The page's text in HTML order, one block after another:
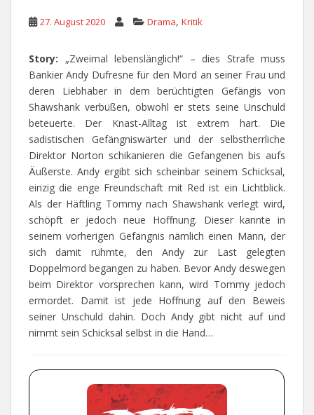
27. August 2020 Drama, Kritik
Story: „Zweimal lebenslänglich!“ – dies Strafe muss
Bankier Andy Dufresne für den Mord an seiner Frau und
deren Liebhaber in dem berüchtigten Gefängis von
Shawshank verbüßen, obwohl er stets seine Unschuld
beteuerte. Der Knast-Alltag ist extrem hart. Die
sadistischen Gefängniswärter und der selbstherrliche
Direktor Norton schikanieren die Gefangenen bis aufs
Äußerste. Andy ergibt sich scheinbar seinem Schicksal,
einzig die enge Freundschaft mit Red ist ein Lichtblick.
Als der Häftling Tommy nach Shawshank verlegt wird,
schöpft er jedoch neue Hoffnung. Dieser kannte in
seinem vorherigen Gefängnis nämlich einen Mann, der
sich damit rühmte, den Andy zur Last gelegten
Doppelmord begangen zu haben. Bevor Andy deswegen
beim Direktor vorsprechen kann, wird Tommy jedoch
ermordet. Damit ist jede Hoffnung auf den Beweis
seiner Unschuld dahin. Doch Andy gibt nicht auf und
nimmt sein Schicksal selbst in die Hand…